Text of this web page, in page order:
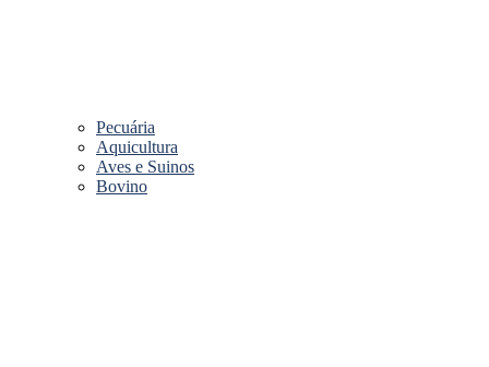
Pecuária
Aquicultura
Aves e Suinos
Bovino